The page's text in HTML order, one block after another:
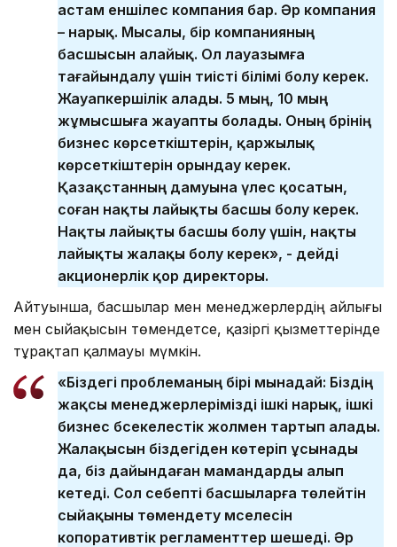
астам еншілес компания бар. Әр компания
– нарық. Мысалы, бір компанияның
басшысын алайық. Ол лауазымға
тағайындалу үшін тиісті білімі болу керек.
Жауапкершілік алады. 5 мың, 10 мың
жұмысшыға жауапты болады. Оның бәрінің
бизнес көрсеткіштерін, қаржылық
көрсеткіштерін орындау керек.
Қазақстанның дамуына үлес қосатын,
соған нақты лайықты басшы болу керек.
Нақты лайықты басшы болу үшін, нақты
лайықты жалақы болу керек», - дейді
акционерлік қор директоры.
Айтуынша, басшылар мен менеджерлердің айлығы
мен сыйақысын төмендетсе, қазіргі қызметтерінде
тұрақтап қалмауы мүмкін.
«Біздегі проблеманың бірі мынадай: Біздің
жақсы менеджерлерімізді ішкі нарық, ішкі
бизнес бәсекелестік жолмен тартып алады.
Жалақысын біздегіден көтеріп ұсынады
да, біз дайындаған мамандарды алып
кетеді. Сол себепті басшыларға төлейтін
сыйақыны төмендету мәселесін
копоративтік регламенттер шешеді. Әр